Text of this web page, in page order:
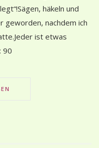
häkeln und
geworden, nachdem ich
ist etwas
90